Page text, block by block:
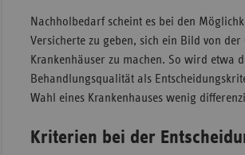
Nachholbedarf scheint es bei den
Versicherte zu geben, sich ein Bild von der
Krankenhäuser zu machen. So wird etwa
Behandlungsqualität als
Wahl eines Krankenhauses wenig
Kriterien bei der